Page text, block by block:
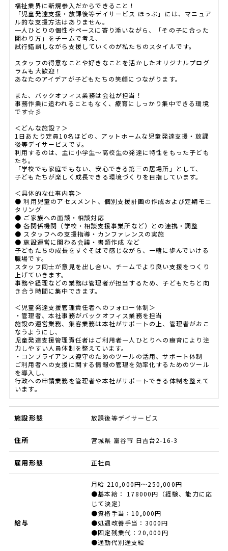
福祉業界に新規参入だからできること！
「児童発達支援・放課後等デイサービス ほっぷ」には、マニュア
ル的な支援方法はありません。
一人ひとりの個性やペースに寄り添いながら、「その子に合った
関わり方」をチームで考え、
試行錯誤しながら支援していくのが私たちのスタイルです。
スタッフの得意なことや好きなことを活かしたオリジナルプログ
ラムも大歓迎！
あなたのアイデアが子どもたちの笑顔につながります。
また、バックオフィス業務は会社が担当！
事務作業に追われることもなく、療育にしっかり集中できる環境
です☆彡
＜どんな施設？＞
1日あたり定員10名ほどの、アットホームな児童発達支援・放課
後等デイサービスです。
利用するのは、主に小学生～高校生の発達に特性をもった子ども
たち。
「学校でも家庭でもない、安心できる第三の居場所」として、
子どもたちが楽しく成長できる環境づくりを目指しています。
＜具体的な仕事内容＞
● 利用児童のアセスメント、個別支援計画の作成および定期モニ
タリング
● ご家族への面談・相談対応
● 各関係機関（学校・相談支援事業所など）との連携・調整
● スタッフへの支援指導・カンファレンスの実施
● 施設運営に関わる会議・書類作成 など
子どもたちの成長をすぐそばで感じながら、一緒に歩んでいける
職場です。
スタッフ同士が意見を出し合い、チームでより良い支援をつくり
上げていきます。
事務や経理などの業務は管理者が担当するため、子どもたちと向
き合う時間に集中できます。
＜児童発達支援管理責任者へのフォロー体制＞
・管理者、本社事務がバックオフィス業務を担当
施設の運営業務、集客業務は本社がサポートの上、管理者がおこ
なうようにし、
児童発達支援管理責任者はご利用者一人ひとりへの療育により注
力しやすい人員体制を整えています。
・コンプライアンス遵守のためのツールの活用、サポート体制
ご利用者への支援に関する情報の管理を効率化するためのツール
を導入し、
行政への申請業務を管理者や本社がサポートできる体制を整えて
います。
施設形態 放課後等デイサービス
住所 宮城県 富谷市 日吉台2-16-3
雇用形態 正社員
給与
月給 210,000円～250,000円
●基本給： 178000円（経験、能力に応
じて決定）
●資格手当：10,000円
●処遇改善手当：3000円
●固定残業代：20,000円
●通勤代別途支給